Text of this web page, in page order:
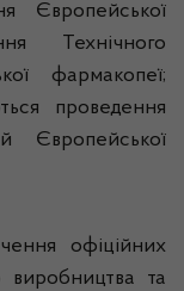
Європейської
Технічного
фармакопеї;
проведення
Європейської
офіційних
виробництва та